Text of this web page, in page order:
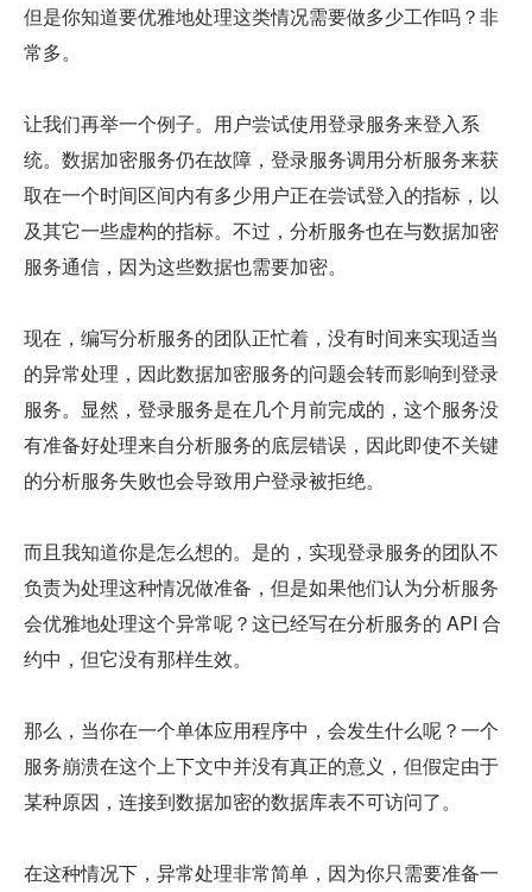
但是你知道要优雅地处理这类情况需要做多少工作吗？非
常多。
让我们再举一个例子。用户尝试使用登录服务来登入系
统。数据加密服务仍在故障，登录服务调用分析服务来获
取在一个时间区间内有多少用户正在尝试登入的指标，以
及其它一些虚构的指标。不过，分析服务也在与数据加密
服务通信，因为这些数据也需要加密。
现在，编写分析服务的团队正忙着，没有时间来实现适当
的异常处理，因此数据加密服务的问题会转而影响到登录
服务。显然，登录服务是在几个月前完成的，这个服务没
有准备好处理来自分析服务的底层错误，因此即使不关键
的分析服务失败也会导致用户登录被拒绝。
而且我知道你是怎么想的。是的，实现登录服务的团队不
负责为处理这种情况做准备，但是如果他们认为分析服务
会优雅地处理这个异常呢？这已经写在分析服务的 API 合
约中，但它没有那样生效。
那么，当你在一个单体应用程序中，会发生什么呢？一个
服务崩溃在这个上下文中并没有真正的意义，但假定由于
某种原因，连接到数据加密的数据库表不可访问了。
在这种情况下，异常处理非常简单，因为你只需要准备一